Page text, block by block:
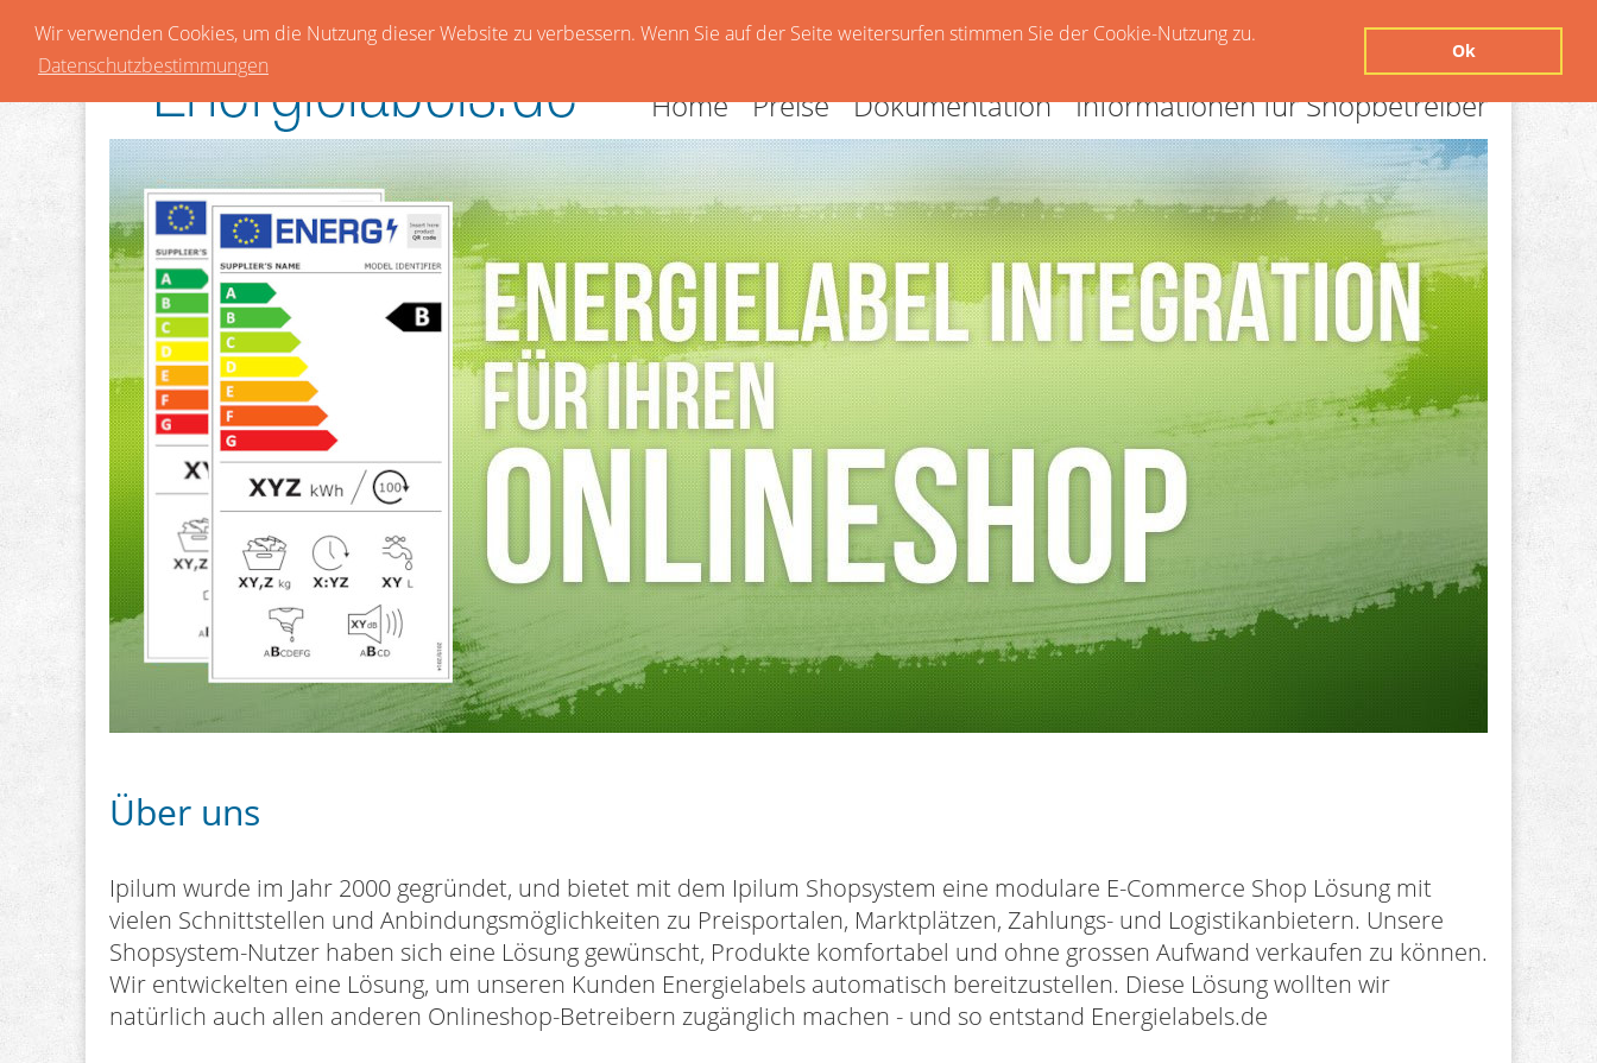
Wir verwenden Cookies, um die Nutzung dieser Website zu verbessern. Wenn Sie auf der Seite weitersurfen stimmen Sie der Cookie-Nutzung zu.
Datenschutzbestimmungen
Ok
Home Preise Dokumentation Informationen für Shopbetreiber
Über uns
Ipilum wurde im Jahr 2000 gegründet, und bietet mit dem Ipilum Shopsystem eine modulare E-Commerce Shop Lösung mit
vielen Schnittstellen und Anbindungsmöglichkeiten zu Preisportalen, Marktplätzen, Zahlungs- und Logistikanbietern. Unsere
Shopsystem-Nutzer haben sich eine Lösung gewünscht, Produkte komfortabel und ohne grossen Aufwand verkaufen zu können.
Wir entwickelten eine Lösung, um unseren Kunden Energielabels automatisch bereitzustellen. Diese Lösung wollten wir
natürlich auch allen anderen Onlineshop-Betreibern zugänglich machen - und so entstand Energielabels.de